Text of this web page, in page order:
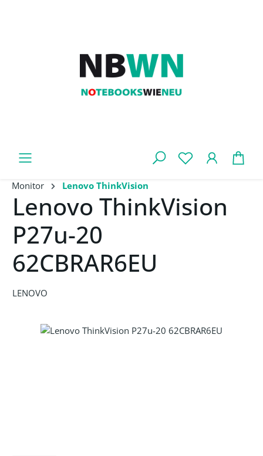
Monitor Lenovo ThinkVision
Lenovo ThinkVision
P27u-20
62CBRAR6EU
LENOVO
Bildergalerie überspringen